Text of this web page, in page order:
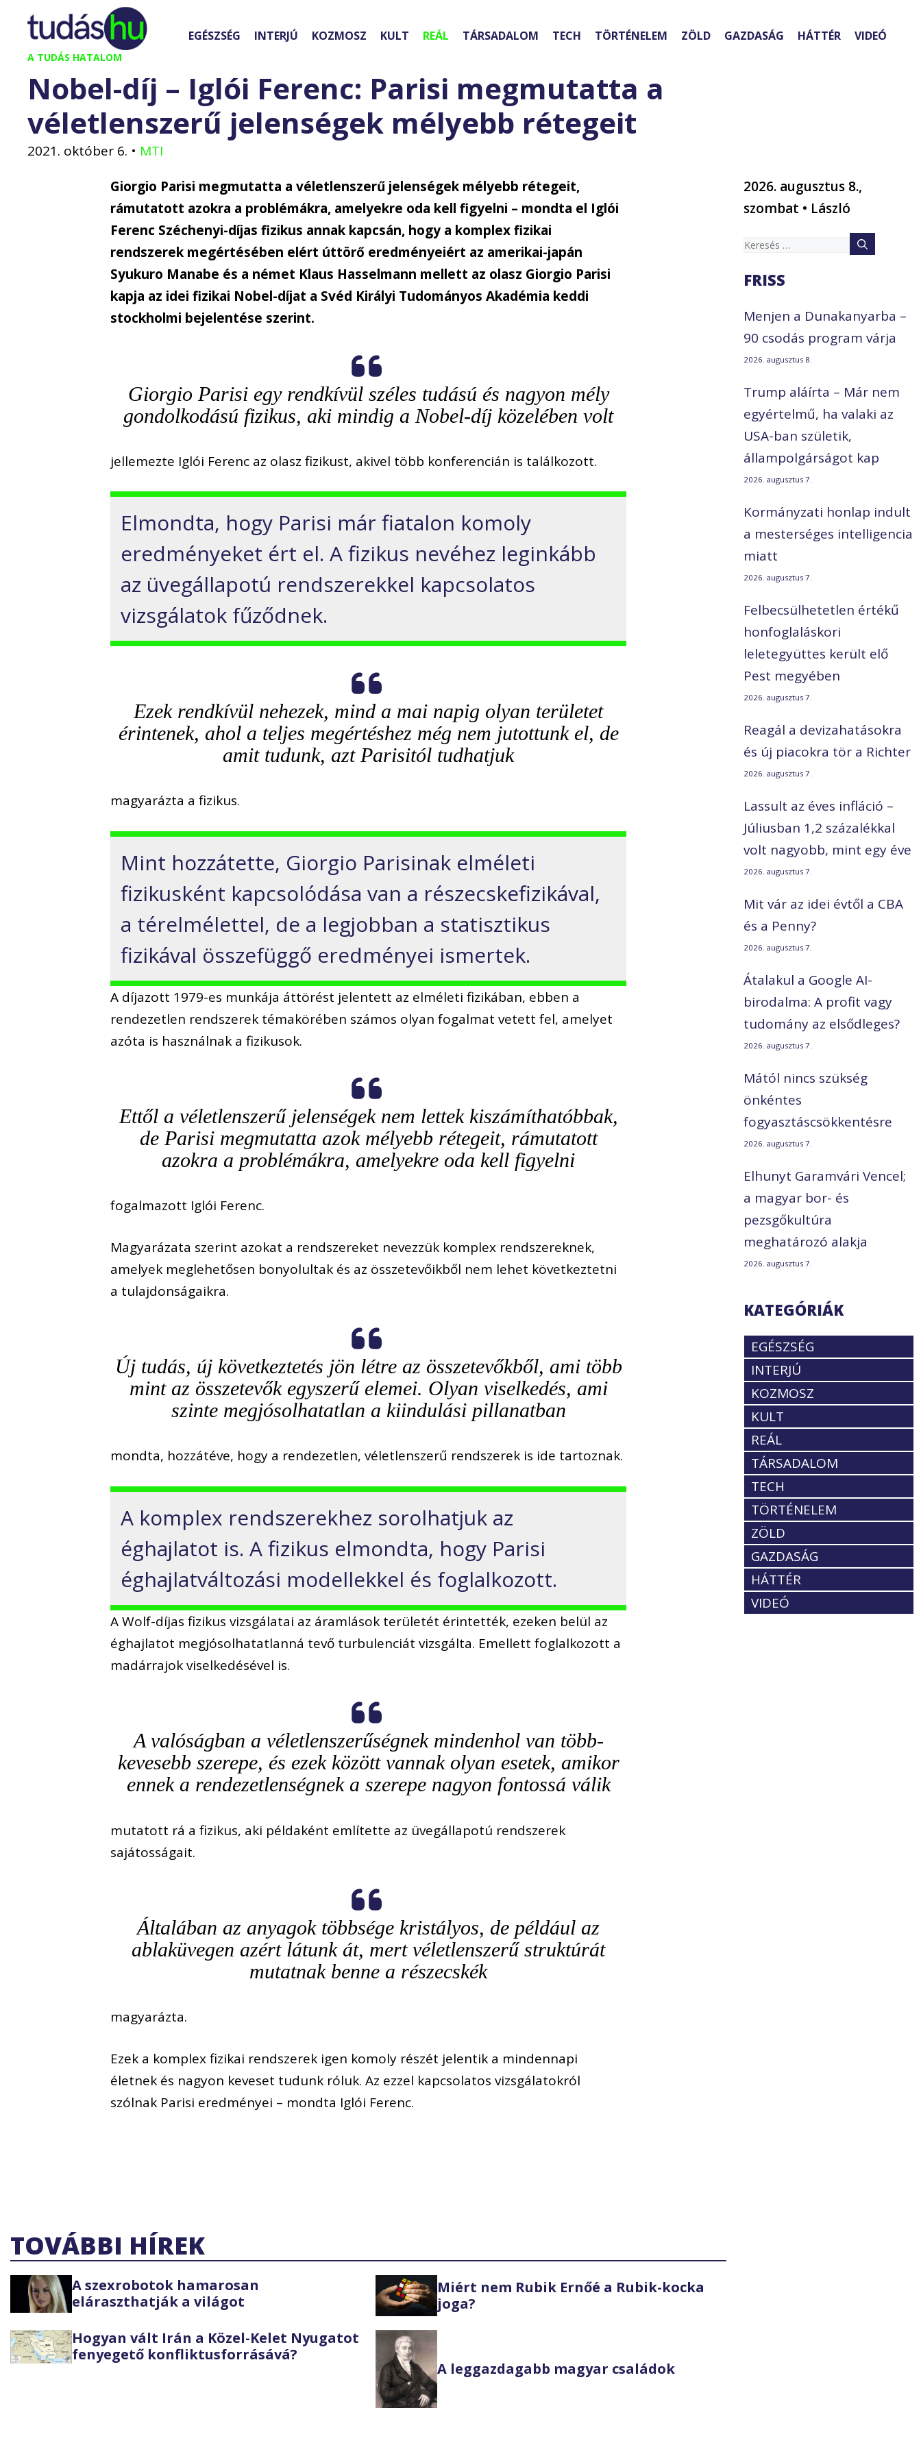
Kilépés
tartalomba
A TUDÁS HATALOM
EGÉSZSÉG INTERJÚ KOZMOSZ KULT REÁL TÁRSADALOM TECH TÖRTÉNELEM ZÖLD GAZDASÁG HÁTTÉR VIDEÓ
Nobel-díj – Iglói Ferenc: Parisi megmutatta a
véletlenszerű jelenségek mélyebb rétegeit
2021. október 6. • MTI
Giorgio Parisi megmutatta a véletlenszerű jelenségek mélyebb rétegeit,
rámutatott azokra a problémákra, amelyekre oda kell figyelni – mondta el Iglói
Ferenc Széchenyi-díjas fizikus annak kapcsán, hogy a komplex fizikai
rendszerek megértésében elért úttörő eredményeiért az amerikai-japán
Syukuro Manabe és a német Klaus Hasselmann mellett az olasz Giorgio Parisi
kapja az idei fizikai Nobel-díjat a Svéd Királyi Tudományos Akadémia keddi
stockholmi bejelentése szerint.
Giorgio Parisi egy rendkívül széles tudású és nagyon mély
gondolkodású fizikus, aki mindig a Nobel-díj közelében volt
jellemezte Iglói Ferenc az olasz fizikust, akivel több konferencián is találkozott.
Elmondta, hogy Parisi már fiatalon komoly
eredményeket ért el. A fizikus nevéhez leginkább
az üvegállapotú rendszerekkel kapcsolatos
vizsgálatok fűződnek.
Ezek rendkívül nehezek, mind a mai napig olyan területet
érintenek, ahol a teljes megértéshez még nem jutottunk el, de
amit tudunk, azt Parisitól tudhatjuk
magyarázta a fizikus.
Mint hozzátette, Giorgio Parisinak elméleti
fizikusként kapcsolódása van a részecskefizikával,
a térelmélettel, de a legjobban a statisztikus
fizikával összefüggő eredményei ismertek.
A díjazott 1979-es munkája áttörést jelentett az elméleti fizikában, ebben a
rendezetlen rendszerek témakörében számos olyan fogalmat vetett fel, amelyet
azóta is használnak a fizikusok.
Ettől a véletlenszerű jelenségek nem lettek kiszámíthatóbbak,
de Parisi megmutatta azok mélyebb rétegeit, rámutatott
azokra a problémákra, amelyekre oda kell figyelni
fogalmazott Iglói Ferenc.
Magyarázata szerint azokat a rendszereket nevezzük komplex rendszereknek,
amelyek meglehetősen bonyolultak és az összetevőikből nem lehet következtetni
a tulajdonságaikra.
Új tudás, új következtetés jön létre az összetevőkből, ami több
mint az összetevők egyszerű elemei. Olyan viselkedés, ami
szinte megjósolhatatlan a kiindulási pillanatban
mondta, hozzátéve, hogy a rendezetlen, véletlenszerű rendszerek is ide tartoznak.
A komplex rendszerekhez sorolhatjuk az
éghajlatot is. A fizikus elmondta, hogy Parisi
éghajlatváltozási modellekkel és foglalkozott.
A Wolf-díjas fizikus vizsgálatai az áramlások területét érintették, ezeken belül az
éghajlatot megjósolhatatlanná tevő turbulenciát vizsgálta. Emellett foglalkozott a
madárrajok viselkedésével is.
A valóságban a véletlenszerűségnek mindenhol van több-
kevesebb szerepe, és ezek között vannak olyan esetek, amikor
ennek a rendezetlenségnek a szerepe nagyon fontossá válik
mutatott rá a fizikus, aki példaként említette az üvegállapotú rendszerek
sajátosságait.
Általában az anyagok többsége kristályos, de például az
ablaküvegen azért látunk át, mert véletlenszerű struktúrát
mutatnak benne a részecskék
magyarázta.
Ezek a komplex fizikai rendszerek igen komoly részét jelentik a mindennapi
életnek és nagyon keveset tudunk róluk. Az ezzel kapcsolatos vizsgálatokról
szólnak Parisi eredményei – mondta Iglói Ferenc.
TOVÁBBI HÍREK
A szexrobotok hamarosan
eláraszthatják a világot
Miért nem Rubik Ernőé a Rubik-kocka
joga?
Hogyan vált Irán a Közel-Kelet Nyugatot
fenyegető konfliktusforrásává?
A leggazdagabb magyar családok
2026. augusztus 8.,
szombat • László
Keresés:
FRISS
Menjen a Dunakanyarba –
90 csodás program várja
2026. augusztus 8.
Trump aláírta – Már nem
egyértelmű, ha valaki az
USA-ban születik,
állampolgárságot kap
2026. augusztus 7.
Kormányzati honlap indult
a mesterséges intelligencia
miatt
2026. augusztus 7.
Felbecsülhetetlen értékű
honfoglaláskori
leletegyüttes került elő
Pest megyében
2026. augusztus 7.
Reagál a devizahatásokra
és új piacokra tör a Richter
2026. augusztus 7.
Lassult az éves infláció –
Júliusban 1,2 százalékkal
volt nagyobb, mint egy éve
2026. augusztus 7.
Mit vár az idei évtől a CBA
és a Penny?
2026. augusztus 7.
Átalakul a Google AI-
birodalma: A profit vagy
tudomány az elsődleges?
2026. augusztus 7.
Mától nincs szükség
önkéntes
fogyasztáscsökkentésre
2026. augusztus 7.
Elhunyt Garamvári Vencel;
a magyar bor- és
pezsgőkultúra
meghatározó alakja
2026. augusztus 7.
KATEGÓRIÁK
EGÉSZSÉG
INTERJÚ
KOZMOSZ
KULT
REÁL
TÁRSADALOM
TECH
TÖRTÉNELEM
ZÖLD
GAZDASÁG
HÁTTÉR
VIDEÓ